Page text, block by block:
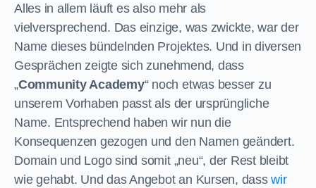
Alles in allem läuft es also mehr als
vielversprechend. Das einzige, was zwickte, war der
Name dieses bündelnden Projektes. Und in diversen
Gesprächen zeigte sich zunehmend, dass
„Community Academy“ noch etwas besser zu
unserem Vorhaben passt als der ursprüngliche
Name. Entsprechend haben wir nun die
Konsequenzen gezogen und den Namen geändert.
Domain und Logo sind somit „neu“, der Rest bleibt
wie gehabt. Und das Angebot an Kursen, dasswir